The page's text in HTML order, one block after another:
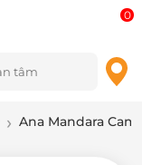
0
Ana Mandara Cam